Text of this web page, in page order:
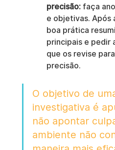
precisão: faça
e objetivas. Após
boa prática
principais e pedir
que os revise
precisão.
O objetivo de
investigativa é
não apontar
ambiente não